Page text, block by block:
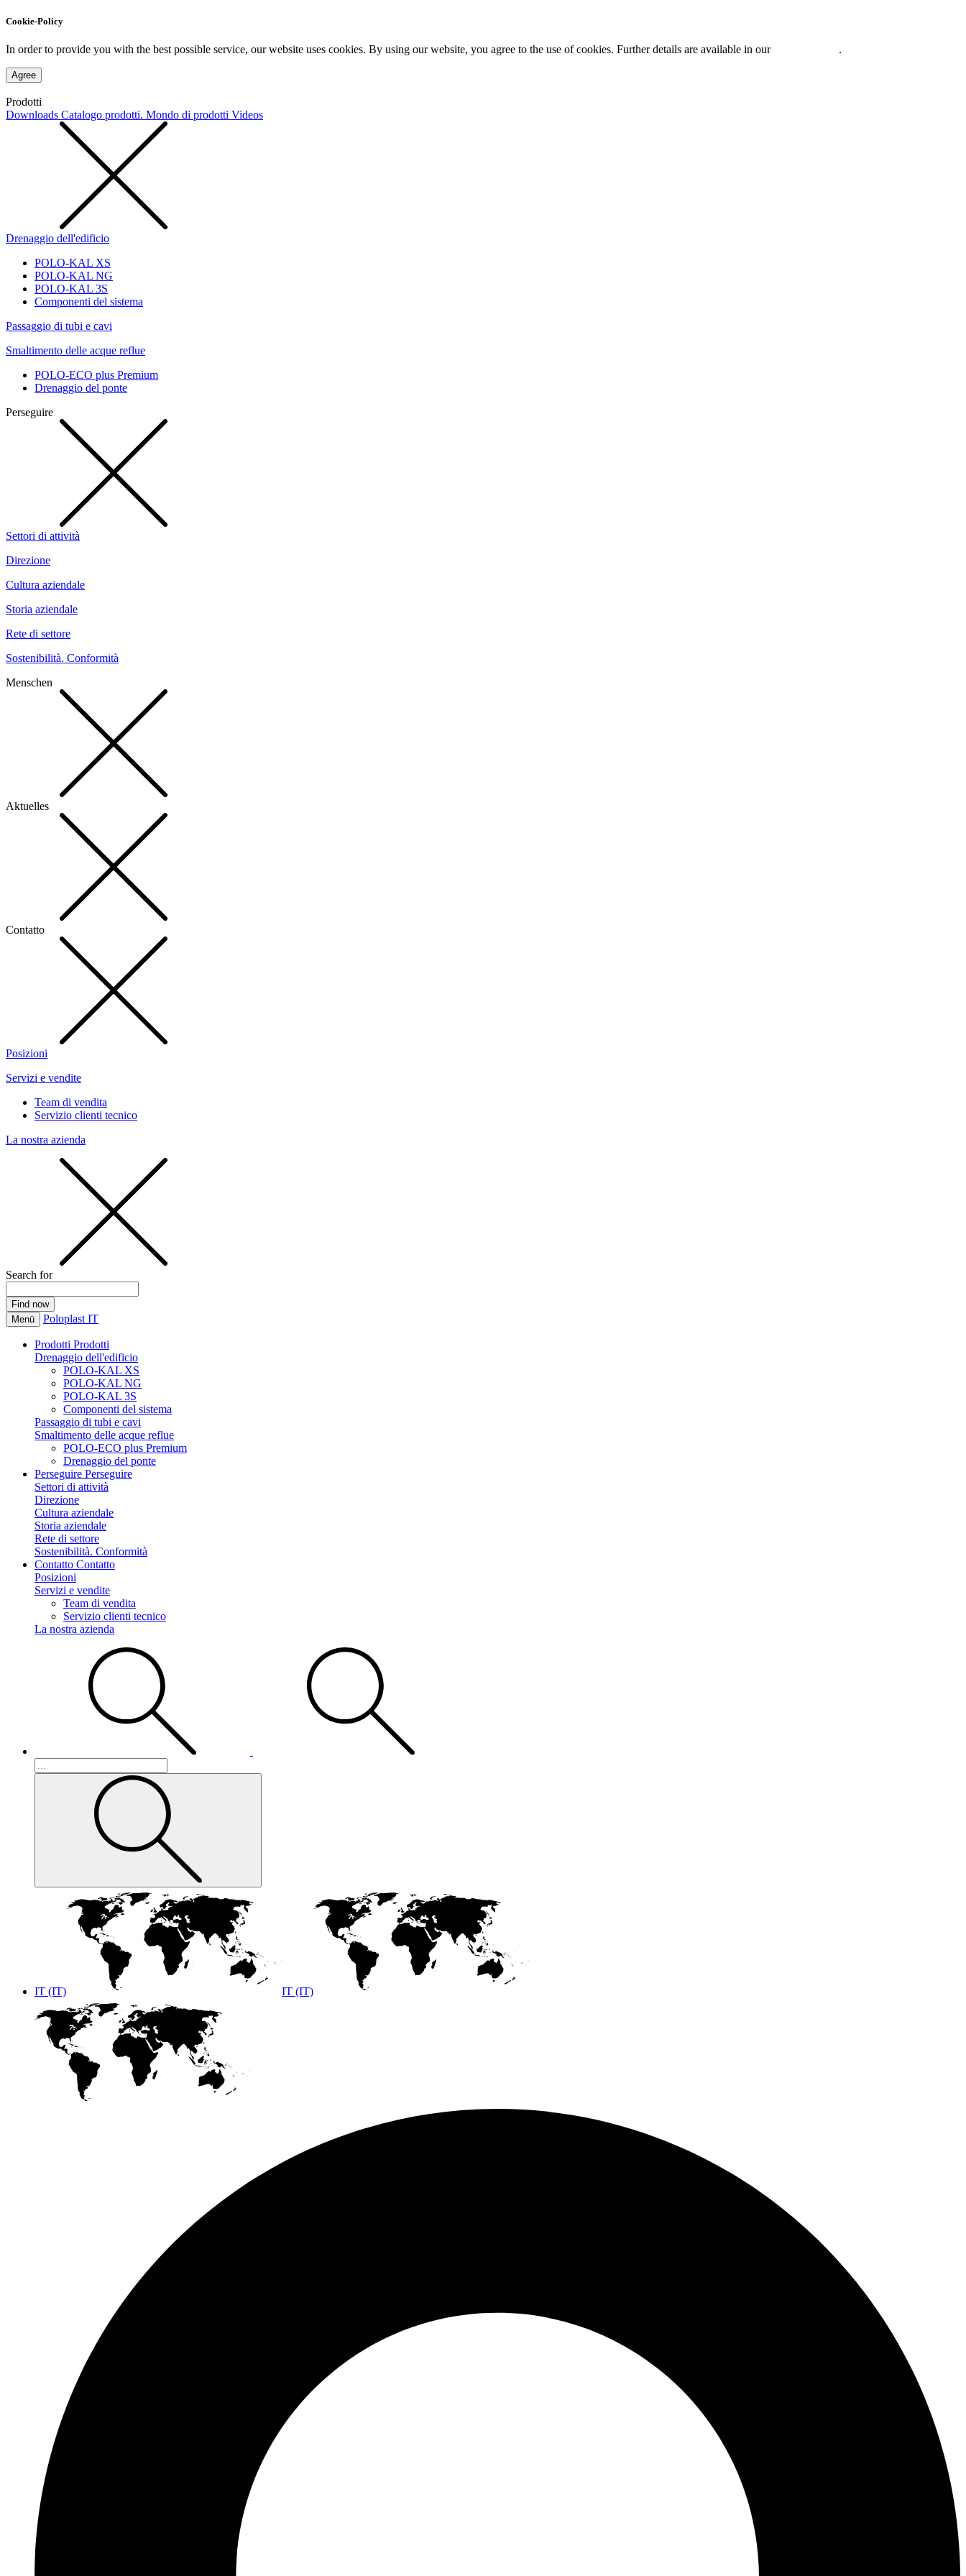
Cookie-Policy
In order to provide you with the best possible service, our website uses cookies. By using our website, you agree to the use of cookies. Further details are available in our .
Agree
Prodotti
Downloads Catalogo prodotti. Mondo di prodotti Videos
Drenaggio dell'edificio
POLO-KAL XS
POLO-KAL NG
POLO-KAL 3S
Componenti del sistema
Passaggio di tubi e cavi
Smaltimento delle acque reflue
POLO-ECO plus Premium
Drenaggio del ponte
Perseguire
Settori di attività
Direzione
Cultura aziendale
Storia aziendale
Rete di settore
Sostenibilità. Conformità
Menschen
Aktuelles
Contatto
Posizioni
Servizi e vendite
Team di vendita
Servizio clienti tecnico
La nostra azienda
Search for
Menü Poloplast IT
Prodotti Prodotti
Drenaggio dell'edificio
POLO-KAL XS
POLO-KAL NG
POLO-KAL 3S
Componenti del sistema
Passaggio di tubi e cavi
Smaltimento delle acque reflue
POLO-ECO plus Premium
Drenaggio del ponte
Perseguire Perseguire
Settori di attività
Direzione
Cultura aziendale
Storia aziendale
Rete di settore
Sostenibilità. Conformità
Contatto Contatto
Posizioni
Servizi e vendite
Team di vendita
Servizio clienti tecnico
La nostra azienda
IT (IT) IT (IT)